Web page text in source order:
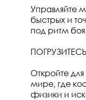
Управляйте
быстрых и
под ритм
Откройте
мире, где
физики и